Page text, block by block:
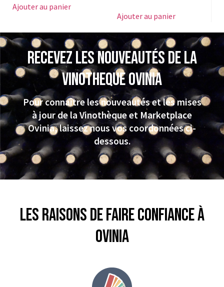
Ajouter au panier
Ajouter au panier
Recevez les nouveautés de la
VINOTHEQUE Ovinia
Pour connaître les nouveautés et les mises
à jour de la Vinothèque et Marketplace
Ovinia, laissez nous vos coordonnées ci-
dessous.
Les raisons de faire confiance à
Ovinia